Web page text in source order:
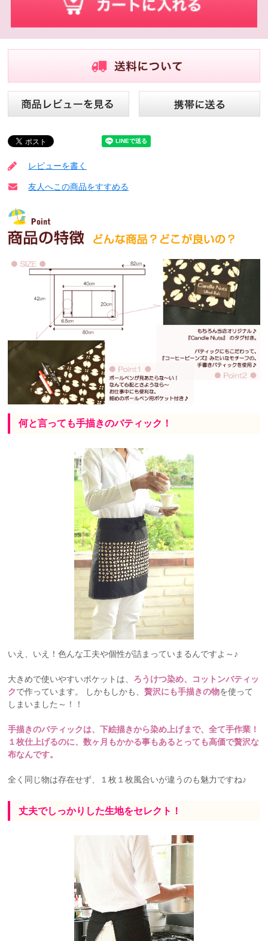
レビューを書く
友人へこの商品をすすめる
何と言っても手描きのバティック！
いえ、いえ！色んな工夫や個性が詰まっていまるんですよ～♪
大きめで使いやすいポケットは、 ろうけつ染め、コットンバティッ
クで作っています。 しかもしかも、贅沢にも手描きの物を使って
しまいました～！！
手描きのバティックは、下絵描きから染め上げまで、全て手作業！
１枚仕上げるのに、数ヶ月もかかる事もあるとっても高価で贅沢な
布なんです。
全く同じ物は存在せず、１枚１枚風合いが違うのも魅力ですね♪
丈夫でしっかりした生地をセレクト！